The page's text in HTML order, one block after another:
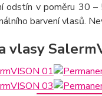
v poměru 30
barvení vlasů.
vlasy